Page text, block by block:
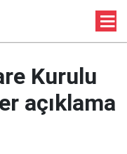
Kurulu
açıklama